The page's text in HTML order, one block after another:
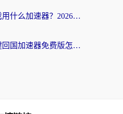
在法国玩国内游戏用什么加速器？2026实测解决延迟卡顿的实用指南
海外党别愁！一键回国加速器免费版怎么选？从踩坑到流畅访问的全攻略